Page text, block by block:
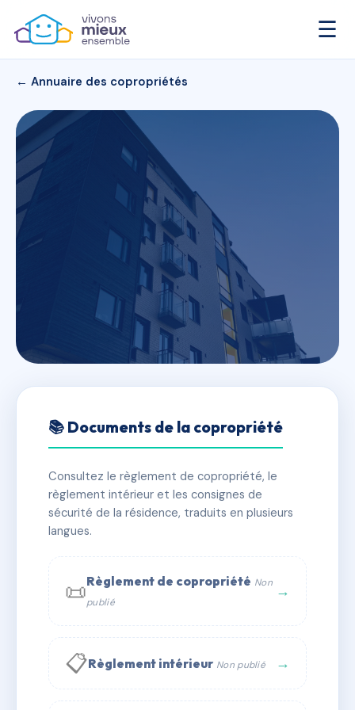
☰
← Annuaire des copropriétés
RESIDENCE DE LA MAIRIE
✓ Immatriculée 🏠 21 lots 🏗 1 bâtiment(s)
📞 Contacter Syndic Digital
📚 Documents de la copropriété
Consultez le règlement de copropriété, le
règlement intérieur et les consignes de
sécurité de la résidence, traduits en plusieurs
langues.
📜Règlement de copropriété Non
publié
→
📋Règlement intérieur Non publié →